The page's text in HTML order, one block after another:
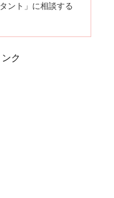
ント」に相談する
ク